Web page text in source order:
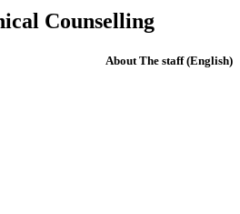
Counselling
(English) About The staff